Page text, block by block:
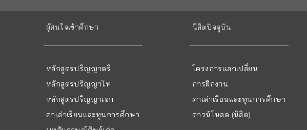
ผู้สนใจเข้าศึกษา
หลักสูตรปริญญาตรี
หลักสูตรปริญญาโท
หลักสูตรปริญญาเอก
ค่าเล่าเรียนและทุนการศึกษา
นิสิตปัจจุบัน
โครงการแลกเปลี่ยน
การฝึกงาน
ค่าเล่าเรียนและทุนการศึกษา
ดาวน์โหลด (นิสิต)